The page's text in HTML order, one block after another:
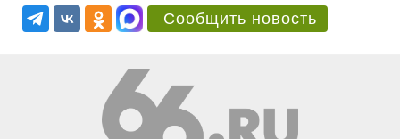
Сообщить новость